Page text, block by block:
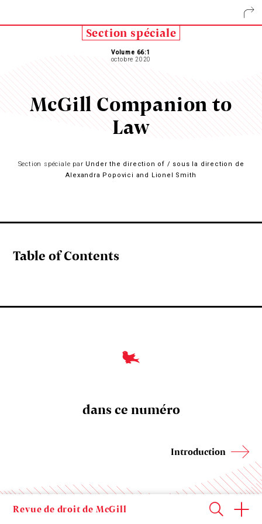
Revue de droit de McGill
Section spéciale
Volume 66:1
octobre 2020
McGill Companion to
Law
Section spéciale par Under the direction of / sous la direction de
Alexandra Popovici and Lionel Smith
Table of Contents
dans ce numéro
Introduction